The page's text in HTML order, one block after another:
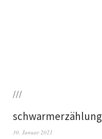
///
schwarmerzählung
30. Januar 2021